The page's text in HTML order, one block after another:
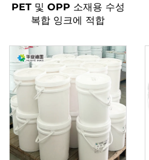
PET 및 OPP 소재용 수성
복합 잉크에 적합